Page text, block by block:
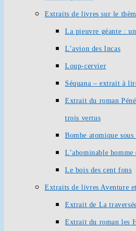
Extraits de livres sur le
La pieuvre géante :
L’avion des Incas
Loup-cervier
Séquana – extrait à
Extrait du roman
trois vertus
Bombe atomique
L’abominable homme
Le bois des cent fons
Extraits de livres Aventure
Extrait de La
Extrait du roman les